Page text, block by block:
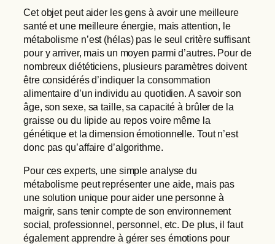
Cet objet peut aider les gens à avoir une meilleure
santé et une meilleure énergie, mais attention, le
métabolisme n’est (hélas) pas le seul critère suffisant
pour y arriver, mais un moyen parmi d’autres. Pour de
nombreux diététiciens, plusieurs paramètres doivent
être considérés d’indiquer la consommation
alimentaire d’un individu au quotidien. A savoir son
âge, son sexe, sa taille, sa capacité à brûler de la
graisse ou du lipide au repos voire même la
génétique et la dimension émotionnelle. Tout n’est
donc pas qu’affaire d’algorithme.
Pour ces experts, une simple analyse du
métabolisme peut représenter une aide, mais pas
une solution unique pour aider une personne à
maigrir, sans tenir compte de son environnement
social, professionnel, personnel, etc. De plus, il faut
également apprendre à gérer ses émotions pour